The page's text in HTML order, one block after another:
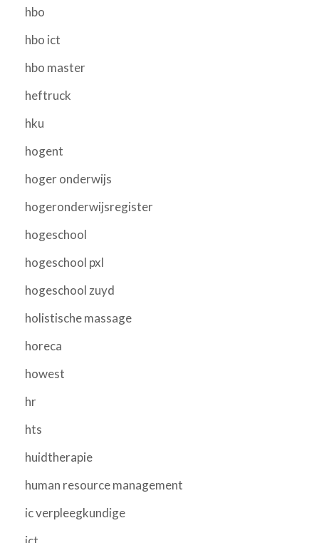
hbo
hbo ict
hbo master
heftruck
hku
hogent
hoger onderwijs
hogeronderwijsregister
hogeschool
hogeschool pxl
hogeschool zuyd
holistische massage
horeca
howest
hr
hts
huidtherapie
human resource management
ic verpleegkundige